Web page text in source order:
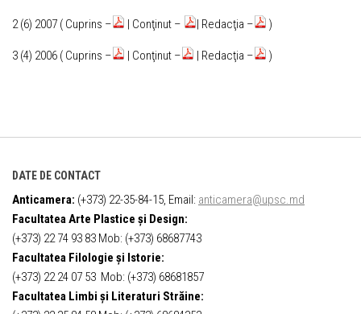
2 (6) 2007 ( Cuprins – | Conţinut – | Redacţia – )
3 (4) 2006 ( Cuprins – | Conţinut – | Redacţia – )
DATE DE CONTACT
Anticamera: (+373) 22-35-84-15, Email: anticamera@upsc.md
Facultatea Arte Plastice și Design:
(+373) 22 74 93 83 Mob: (+373) 68687743
Facultatea Filologie și Istorie:
(+373) 22 24 07 53 Mob: (+373) 68681857
Facultatea Limbi și Literaturi Străine: